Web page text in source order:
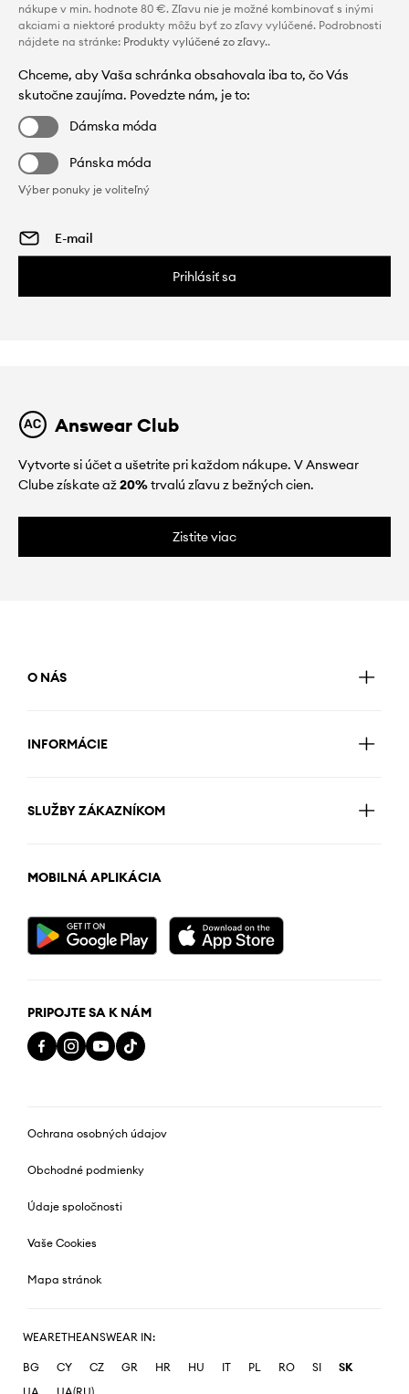
nákupe v min. hodnote 80 €. Zľavu nie je možné kombinovať s inými
akciami a niektoré produkty môžu byť zo zľavy vylúčené. Podrobnosti
nájdete na stránke: Produkty vylúčené zo zľavy..
Chceme, aby Vaša schránka obsahovala iba to, čo Vás
skutočne zaujíma. Povedzte nám, je to:
Dámska móda
Pánska móda
Výber ponuky je voliteľný
Prihlásiť sa
Answear Club
Vytvorte si účet a ušetrite pri každom nákupe. V Answear
Clube získate až20%trvalú zľavu z bežných cien.
Zistite viac
O NÁS
INFORMÁCIE
SLUŽBY ZÁKAZNÍKOM
MOBILNÁ APLIKÁCIA
PRIPOJTE SA K NÁM
Ochrana osobných údajov
Obchodné podmienky
Údaje spoločnosti
Vaše Cookies
Mapa stránok
WEARETHEANSWEAR IN:
BG CY CZ GR HR HU IT PL RO SI
SK